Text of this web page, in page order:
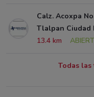
Calz. Acoxpa
Tlalpan Ciudad
13.4 km
Todas